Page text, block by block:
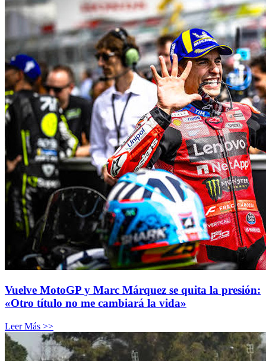
Vuelve MotoGP y Marc Márquez se quita la presión:
«Otro título no me cambiará la vida»
Leer Más >>